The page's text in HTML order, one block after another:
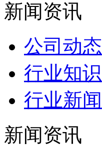
新闻资讯
公司动态
行业知识
行业新闻
新闻资讯